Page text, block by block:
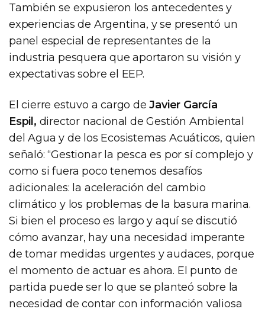
También se expusieron los antecedentes y
experiencias de Argentina, y se presentó un
panel especial de representantes de la
industria pesquera que aportaron su visión y
expectativas sobre el EEP.
El cierre estuvo a cargo deJavier García
Espil, director nacional de Gestión Ambiental
del Agua y de los Ecosistemas Acuáticos, quien
señaló: “Gestionar la pesca es por sí complejo y
como si fuera poco tenemos desafíos
adicionales: la aceleración del cambio
climático y los problemas de la basura marina.
Si bien el proceso es largo y aquí se discutió
cómo avanzar, hay una necesidad imperante
de tomar medidas urgentes y audaces, porque
el momento de actuar es ahora. El punto de
partida puede ser lo que se planteó sobre la
necesidad de contar con información valiosa